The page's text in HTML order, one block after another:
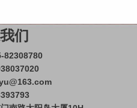
们
82308780